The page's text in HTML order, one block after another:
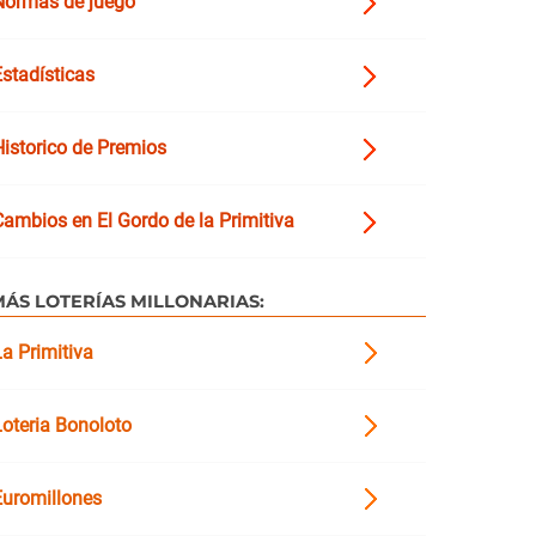
de Premios
en El Gordo de la Primitiva
LOTERÍAS MILLONARIAS:
Primitiva
Bonoloto